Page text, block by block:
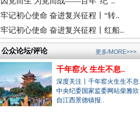
村民“从小被父母砍手割耳”？
民警走访吓得家里老人欲轻生？
安徽颍上县红星镇发布道歉声明
医院弄错CT女子被误诊“绝症”
驾车致4死,审理时开贫困证明？
濉溪县通报黑臭水体流入农灌区
官方通报周口六院医生坠楼身亡
景区摩托车收费带路设置路障？
总书记与全民健身的故事
牢记初心使命 奋进复兴征程丨“转..
牢记初心使命 奋进复兴征程丨红船..
公众论坛/评论
千年窑火 生生不息..
深度关注丨千年窑火生生不息
中央纪委国家监委网站柴雅欣
自江西景德镇报..
更多/MORE>>>